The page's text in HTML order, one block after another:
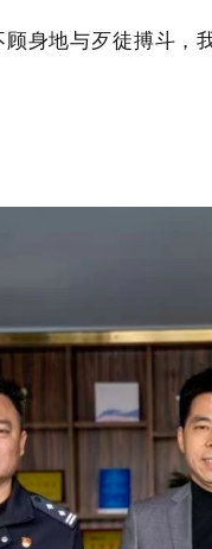
身地与歹徒搏斗